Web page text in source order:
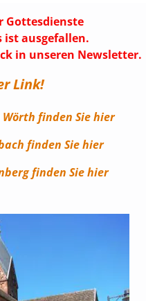
Gottesdienste
ist ausgefallen.
in unseren Newsletter.
Link!
finden Sie hier
finden Sie hier
finden Sie hier